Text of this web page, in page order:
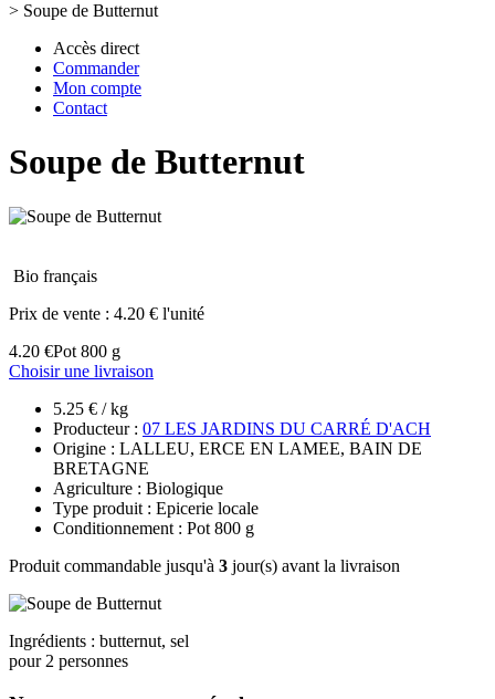
> Soupe de Butternut
Accès direct
Commander
Mon compte
Contact
Soupe de Butternut
Bio français
Prix de vente : 4.20 € l'unité
4.20 €Pot 800 g
Choisir une livraison
5.25 € / kg
Producteur : 07 LES JARDINS DU CARRÉ D'ACH
Origine : LALLEU, ERCE EN LAMEE, BAIN DE
BRETAGNE
Agriculture : Biologique
Type produit : Epicerie locale
Conditionnement : Pot 800 g
Produit commandable jusqu'à 3 jour(s) avant la livraison
Ingrédients : butternut, sel
pour 2 personnes